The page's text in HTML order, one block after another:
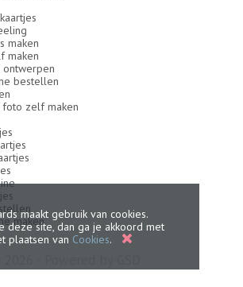
maken
maken
bestellen
zelf maken
maken
maakt gebruik van cookies.
deze site, dan ga je akkoord met
plaatsen van Cookies.